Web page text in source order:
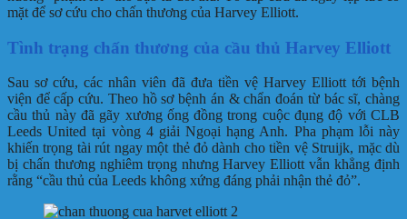
mặt để sơ cứu cho chấn thương của Harvey Elliott.
Tình trạng chấn thương của cầu thủ Harvey Elliott
Sau sơ cứu, các nhân viên đã đưa tiền vệ Harvey Elliott tới bệnh
viện để cấp cứu. Theo hồ sơ bệnh án & chẩn đoán từ bác sĩ, chàng
cầu thủ này đã gãy xương ống đồng trong cuộc đụng độ với CLB
Leeds United tại vòng 4 giải Ngoại hạng Anh. Pha phạm lỗi này
khiến trọng tài rút ngay một thẻ đỏ dành cho tiền vệ Struijk, mặc dù
bị chấn thương nghiêm trọng nhưng Harvey Elliott vẫn khẳng định
rằng “cầu thủ của Leeds không xứng đáng phải nhận thẻ đỏ”.